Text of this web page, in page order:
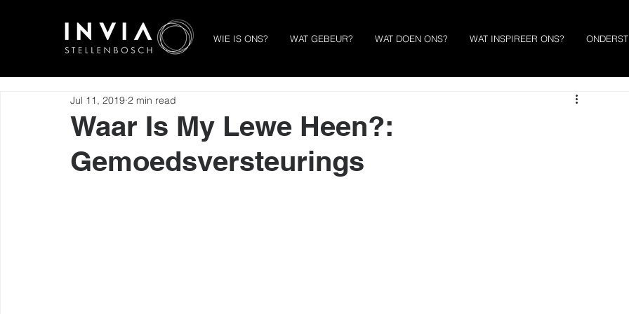
WIE IS ONS? WAT GEBEUR? WAT DOEN ONS? WAT INSPIREER ONS?
Waar Is My Lewe Heen?:
Gemoedsversteurings
Jul 11, 2019 2 min read